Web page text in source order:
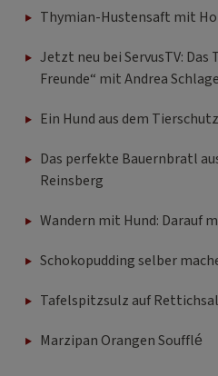
Thymian-Hustensaft mit
Jetzt neu bei ServusTV: Das
Freunde“ mit Andrea
Ein Hund aus dem
Das perfekte Bauernbratl
Reinsberg
Wandern mit Hund: Darauf
Schokopudding selber
Tafelspitzsulz auf
Marzipan Orangen Soufflé